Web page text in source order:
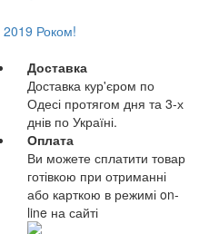
Доставка
Доставка кур'єром по
Одесі протягом дня та 3-х
днів по Україні.
Оплата
Ви можете сплатити товар
готівкою при отриманні
або карткою в режимі on-
line на сайті